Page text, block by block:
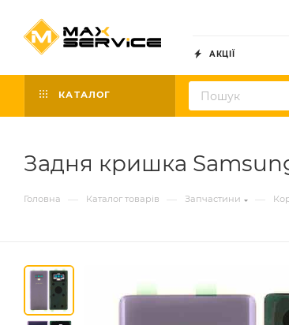
АКЦІЇ
КАТАЛОГ
Задня кришка
Головна — Каталог товарів — Запчастини —